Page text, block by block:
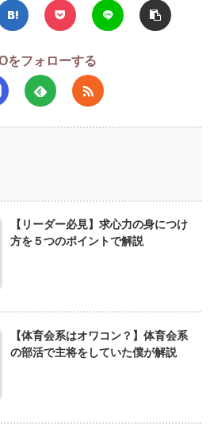
をフォローする
【リーダー必見】求心力の身につけ
方を５つのポイントで解説
【体育会系はオワコン？】体育会系
の部活で主将をしていた僕が解説